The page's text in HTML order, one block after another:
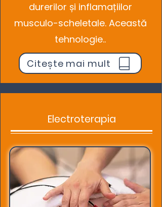
durerilor și inflamațiilor
musculo-scheletale. Această
tehnologie..
Citește mai mult
Electroterapia